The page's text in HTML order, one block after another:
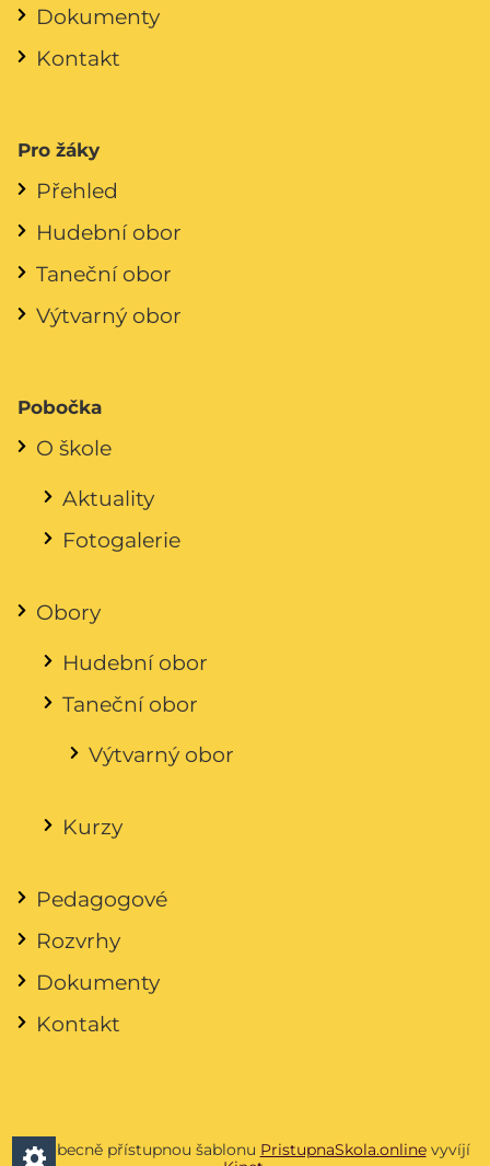
Dokumenty
Kontakt
Pro žáky
Přehled
Hudební obor
Taneční obor
Výtvarný obor
Pobočka
O škole
Aktuality
Fotogalerie
Obory
Hudební obor
Taneční obor
Výtvarný obor
Kurzy
Pedagogové
Rozvrhy
Dokumenty
Kontakt
Všeobecně přístupnou šablonu PristupnaSkola.onlinevyvíjí